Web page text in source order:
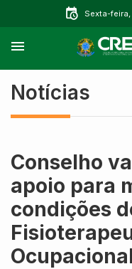
Sexta-
Notícias
Conselho
apoio para
condições